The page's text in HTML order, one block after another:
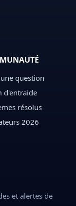
question
d'entraide
résolus
2026
et alertes de